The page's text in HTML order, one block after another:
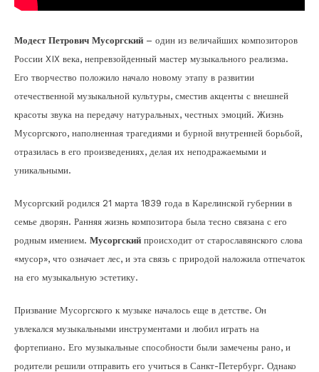
Модест Петрович Мусоргский – один из величайших композиторов
России XIX века, непревзойденный мастер музыкального реализма.
Его творчество положило начало новому этапу в развитии
отечественной музыкальной культуры, сместив акценты с внешней
красоты звука на передачу натуральных, честных эмоций. Жизнь
Мусоргского, наполненная трагедиями и бурной внутренней борьбой,
отразилась в его произведениях, делая их неподражаемыми и
уникальными.
Мусоргский родился 21 марта 1839 года в Карелинской губернии в
семье дворян. Ранняя жизнь композитора была тесно связана с его
родным имением. Мусоргский происходит от старославянского слова
«мусор», что означает лес, и эта связь с природой наложила отпечаток
на его музыкальную эстетику.
Призвание Мусоргского к музыке началось еще в детстве. Он
увлекался музыкальными инструментами и любил играть на
фортепиано. Его музыкальные способности были замечены рано, и
родители решили отправить его учиться в Санкт-Петербург. Однако